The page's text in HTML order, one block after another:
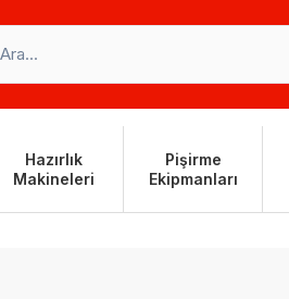
Hazırlık
Makineleri
Pişirme
Ekipmanları